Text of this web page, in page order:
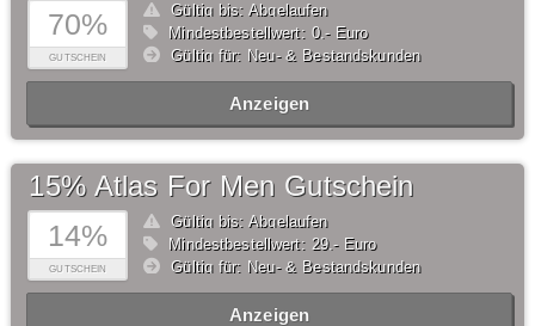
70%
GUTSCHEIN
Gültig bis: Abgelaufen
Mindestbestellwert: 0,- Euro
Gültig für: Neu- & Bestandskunden
Anzeigen
14%
GUTSCHEIN
15% Atlas For Men Gutschein
Gültig bis: Abgelaufen
Mindestbestellwert: 29,- Euro
Gültig für: Neu- & Bestandskunden
Anzeigen